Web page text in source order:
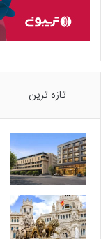
تازه ترین